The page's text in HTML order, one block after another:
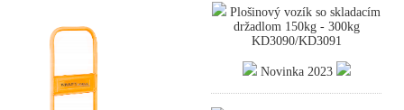
Plošinový vozík so skladacím
držadlom 150kg - 300kg
KD3090/KD3091
Novinka 2023